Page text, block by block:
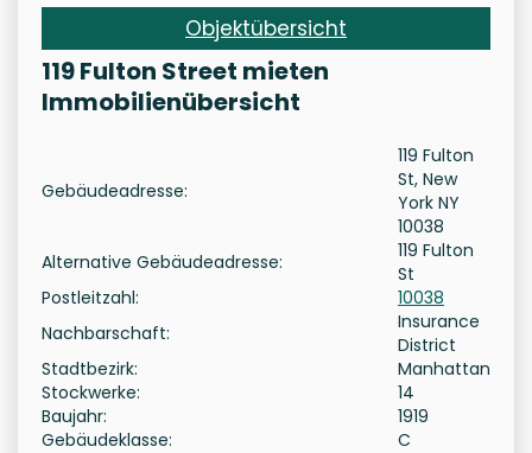
Objektübersicht
119 Fulton Street mieten
Immobilienübersicht
Gebäudeadresse:
119 Fulton
St, New
York NY
10038
Alternative Gebäudeadresse:
119 Fulton
St
Postleitzahl:
10038
Nachbarschaft:
Insurance
District
Stadtbezirk:
Manhattan
Stockwerke:
14
Baujahr:
1919
Gebäudeklasse:
C